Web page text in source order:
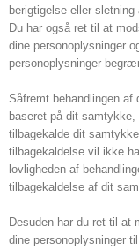
berigtigelse eller
Du har også ret til at
dine personoplysninger
personoplysninger
Såfremt behandlingen af
baseret på dit
tilbagekalde dit
tilbagekaldelse vil ikke
lovligheden af
tilbagekaldelse af dit
Desuden har du ret til at
dine personoplysninger